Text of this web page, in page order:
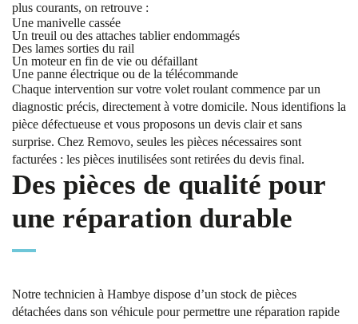
plus courants, on retrouve :
Une manivelle cassée
Un treuil ou des attaches tablier endommagés
Des lames sorties du rail
Un moteur en fin de vie ou défaillant
Une panne électrique ou de la télécommande
Chaque intervention sur votre volet roulant commence par un
diagnostic précis, directement à votre domicile. Nous identifions la
pièce défectueuse et vous proposons un devis clair et sans
surprise. Chez Removo, seules les pièces nécessaires sont
facturées : les pièces inutilisées sont retirées du devis final.
Des pièces de qualité pour
une réparation durable
Notre technicien à Hambye dispose d’un stock de pièces
détachées dans son véhicule pour permettre une réparation rapide